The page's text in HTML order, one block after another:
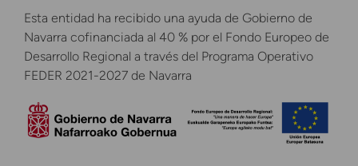
Esta entidad ha recibido una ayuda de Gobierno de
Navarra cofinanciada al 40 % por el Fondo Europeo de
Desarrollo Regional a través del Programa Operativo
FEDER 2021-2027 de Navarra